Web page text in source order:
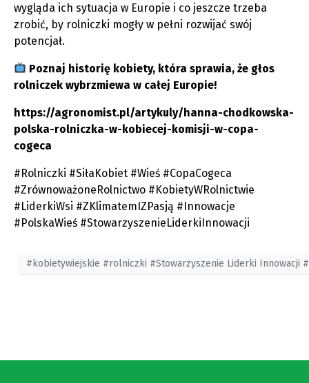
wygląda ich sytuacja w Europie i co jeszcze trzeba
zrobić, by rolniczki mogły w pełni rozwijać swój
potencjał.
Poznaj historię kobiety, która sprawia, że głos
rolniczek wybrzmiewa w całej Europie!
https://agronomist.pl/artykuly/hanna-chodkowska-
polska-rolniczka-w-kobiecej-komisji-w-copa-
cogeca
#Rolniczki #SiłaKobiet #Wieś #CopaCogeca
#ZrównoważoneRolnictwo #KobietyWRolnictwie
#LiderkiWsi #ZKlimatemIZPasją #Innowacje
#PolskaWieś #StowarzyszenieLiderkiInnowacji
#kobietywiejskie #rolniczki #Stowarzyszenie Liderki Innowacji